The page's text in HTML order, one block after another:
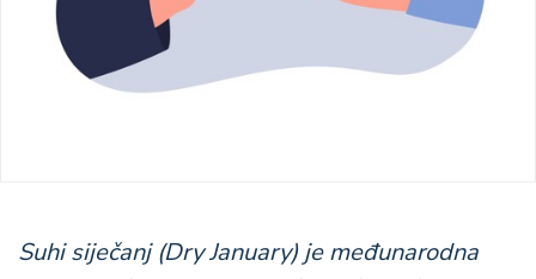
Suhi siječanj (Dry January) je međunarodna